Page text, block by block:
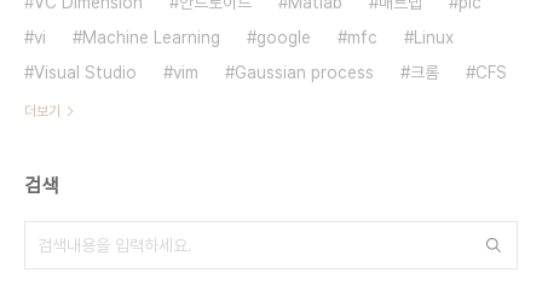
vi
Machine Learning google mfc
Linux
Visual Studio
vim Gaussian process 크롬 CFS
더보기
검색